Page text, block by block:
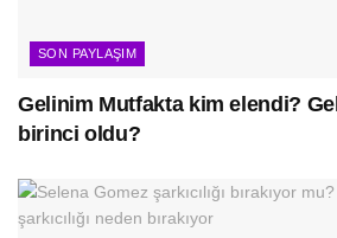
SON PAYLAŞIM
Gelinim Mutfakta kim elendi?
birinci oldu?